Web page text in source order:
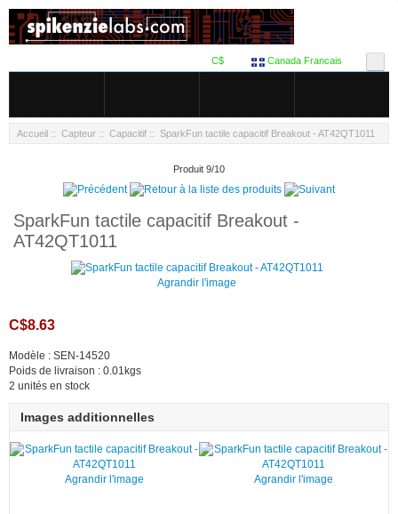
Canada Francais
C$
Accueil :: Capteur :: Capacitif :: SparkFun tactile capacitif Breakout - AT42QT1011
Produit 9/10
SparkFun tactile capacitif Breakout -
AT42QT1011
Agrandir l'image
C$8.63
Modèle : SEN-14520
Poids de livraison : 0.01kgs
2 unités en stock
Images additionnelles
Agrandir l'image Agrandir l'image